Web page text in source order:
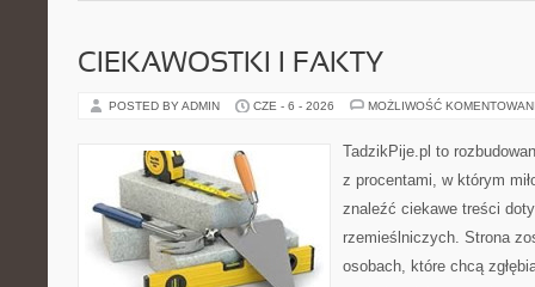
CIEKAWOSTKI I FAKTY
POSTED BY ADMIN CZE - 6 - 2026 MOŻLIWOŚĆ
TadzikPije.pl to
z procentami, w którym
znaleźć ciekawe treści
rzemieślniczych. Strona
osobach, które chcą